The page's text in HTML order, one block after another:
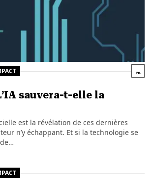
sauvera-t-elle la
est la révélation de ces dernières
n’y échappant. Et si la technologie se